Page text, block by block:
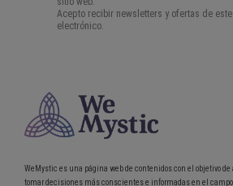
WeMystic es una página web de contenidos con el objetivo
tomar decisiones más conscientes e informadas en el